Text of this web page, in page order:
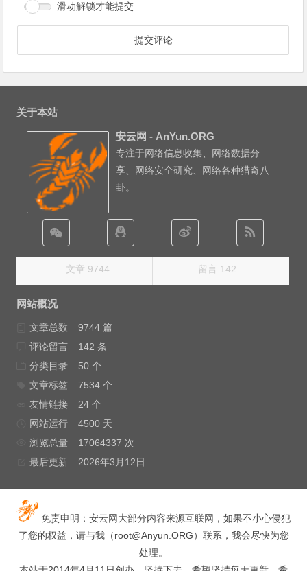
滑动解锁才能提交
关于本站
安云网 - AnYun.ORG
专注于网络信息收集、网络数据分
享、网络安全研究、网络各种猎奇八
卦。
文章 9744 留言 142
网站概况
文章总数
9744 篇
评论留言
142 条
分类目录
50 个
文章标签
7534 个
友情链接
24 个
网站运行
4500 天
浏览总量
17064337 次
最后更新
2026年3月12日
免责申明：安云网大部分内容来源互联网，如果不小心侵犯
了您的权益，请与我（root@Anyun.ORG）联系，我会尽快为您
处理。